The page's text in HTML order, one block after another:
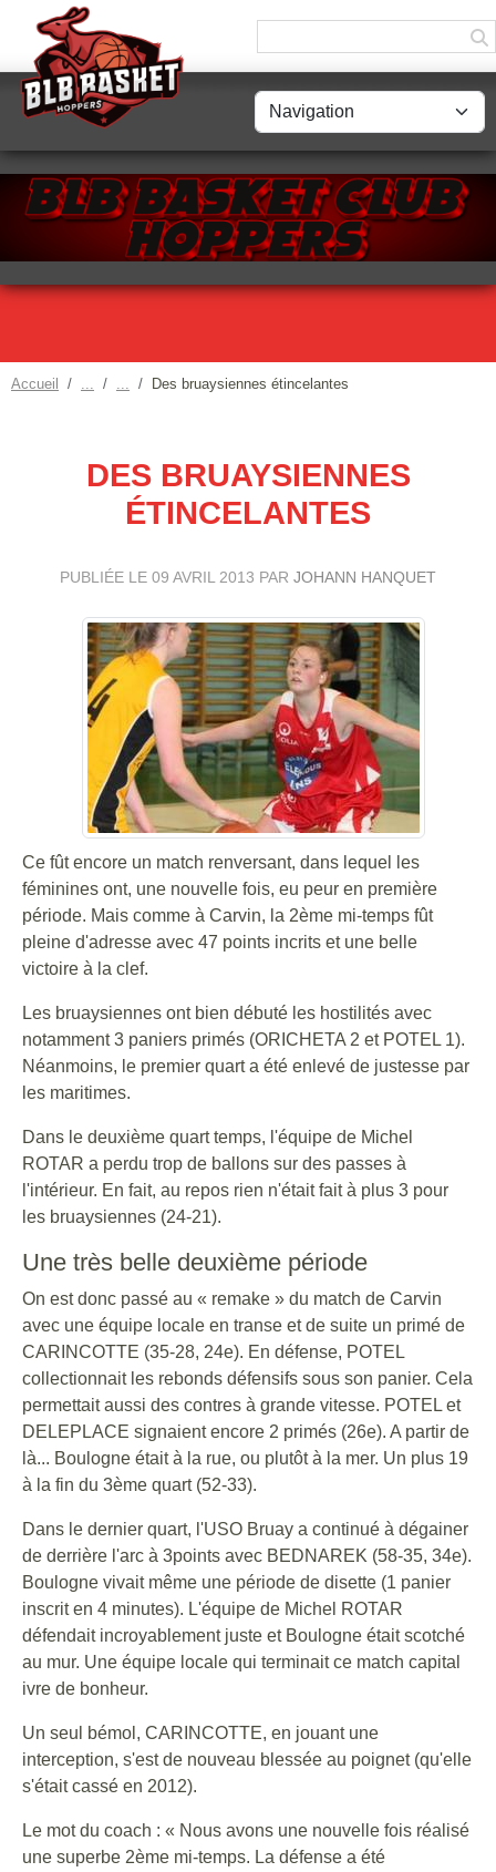
Accueil Des bruaysiennes étincelantes
DES BRUAYSIENNES
ÉTINCELANTES
PUBLIÉE LE 09 AVRIL 2013 PAR JOHANN HANQUET
Ce fût encore un match renversant, dans lequel les
féminines ont, une nouvelle fois, eu peur en première
période. Mais comme à Carvin, la 2ème mi-temps fût
pleine d'adresse avec 47 points incrits et une belle
victoire à la clef.
Les bruaysiennes ont bien débuté les hostilités avec
notamment 3 paniers primés (ORICHETA 2 et POTEL 1).
Néanmoins, le premier quart a été enlevé de justesse par
les maritimes.
Dans le deuxième quart temps, l'équipe de Michel
ROTAR a perdu trop de ballons sur des passes à
l'intérieur. En fait, au repos rien n'était fait à plus 3 pour
les bruaysiennes (24-21).
Une très belle deuxième période
On est donc passé au « remake » du match de Carvin
avec une équipe locale en transe et de suite un primé de
CARINCOTTE (35-28, 24e). En défense, POTEL
collectionnait les rebonds défensifs sous son panier. Cela
permettait aussi des contres à grande vitesse. POTEL et
DELEPLACE signaient encore 2 primés (26e). A partir de
là... Boulogne était à la rue, ou plutôt à la mer. Un plus 19
à la fin du 3ème quart (52-33).
Dans le dernier quart, l'USO Bruay a continué à dégainer
de derrière l'arc à 3points avec BEDNAREK (58-35, 34e).
Boulogne vivait même une période de disette (1 panier
inscrit en 4 minutes). L'équipe de Michel ROTAR
défendait incroyablement juste et Boulogne était scotché
au mur. Une équipe locale qui terminait ce match capital
ivre de bonheur.
Un seul bémol, CARINCOTTE, en jouant une
interception, s'est de nouveau blessée au poignet (qu'elle
s'était cassé en 2012).
Le mot du coach : « Nous avons une nouvelle fois réalisé
une superbe 2ème mi-temps. La défense a été
Panneau de gestion des cookies